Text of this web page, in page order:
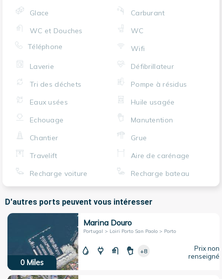
Glace
Carburant
WC et Douches
WC
Téléphone
Wifi
Laverie
Défibrillateur
Tri des déchets
Pompe à résidus
Eaux usées
Huile usagée
Echouage
Manutention
Chantier
Grue
Travelift
Aire de carénage
Recharge voiture
Recharge bateau
D'autres ports peuvent vous intéresser
0 Miles
Marina Douro
Portugal > Loiri Porto San Paolo > Porto
+8
Prix non
renseigné